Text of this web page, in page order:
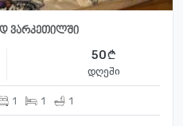
ვარკეთილში
50
დღეში
1 1 1